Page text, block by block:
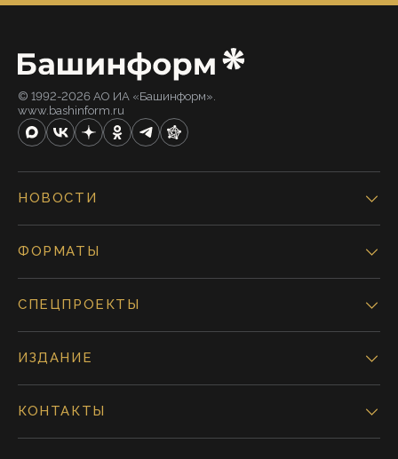
© 1992-2026 АО ИА «Башинформ».
www.bashinform.ru
НОВОСТИ
ФОРМАТЫ
СПЕЦПРОЕКТЫ
ИЗДАНИЕ
КОНТАКТЫ